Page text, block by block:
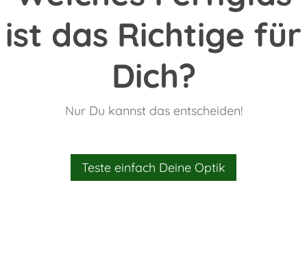
ist das Richtige für
Dich?
Nur Du kannst das entscheiden!
Teste einfach Deine Optik